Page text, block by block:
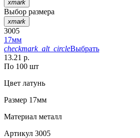
xmark
Выбор размера
xmark
3005
17мм
checkmark_alt_circleВыбрать
13.21 р.
По 100 шт
Цвет латунь
Размер 17мм
Материал металл
Артикул 3005